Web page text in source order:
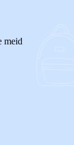
meid